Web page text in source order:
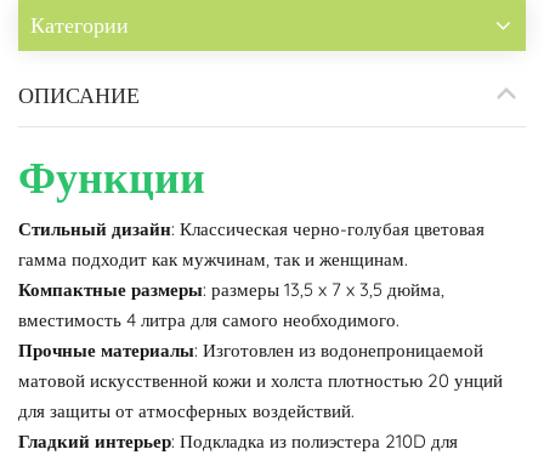
Категории
ОПИСАНИЕ
Функции
Стильный дизайн: Классическая черно-голубая цветовая
гамма подходит как мужчинам, так и женщинам.
Компактные размеры: размеры 13,5 x 7 x 3,5 дюйма,
вместимость 4 литра для самого необходимого.
Прочные материалы: Изготовлен из водонепроницаемой
матовой искусственной кожи и холста плотностью 20 унций
для защиты от атмосферных воздействий.
Гладкий интерьер: Подкладка из полиэстера 210D для